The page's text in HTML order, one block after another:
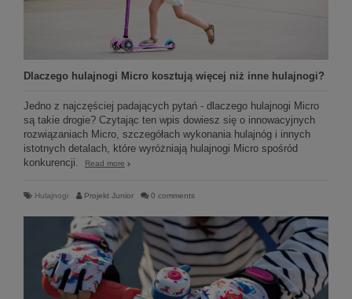
Dlaczego hulajnogi Micro kosztują więcej niż inne hulajnogi?
Jedno z najczęściej padających pytań - dlaczego hulajnogi Micro
są takie drogie? Czytając ten wpis dowiesz się o innowacyjnych
rozwiązaniach Micro, szczegółach wykonania hulajnóg i innych
istotnych detalach, które wyróżniają hulajnogi Micro spośród
konkurencji.
Read more
Hulajnogi Projekt Junior 0 comments